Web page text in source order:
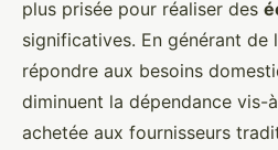
plus prisée pour réaliser des
significatives. En générant
répondre aux besoins
diminuent la dépendance
achetée aux fournisseurs